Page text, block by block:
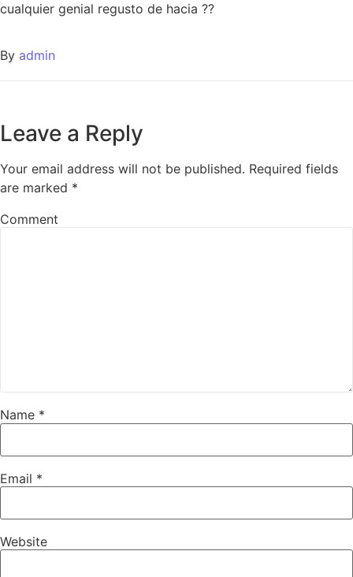
cualquier genial regusto de hacia ??
By admin
Leave a Reply
Your email address will not be published. Required fields
are marked *
Comment
Name *
Email *
Website